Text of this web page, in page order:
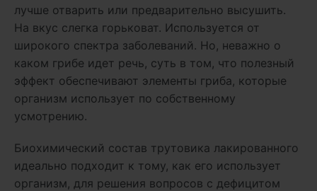
лучше отварить или предварительно высушить.
На вкус слегка горьковат. Используется от
широкого спектра заболеваний. Но, неважно о
каком грибе идет речь, суть в том, что полезный
эффект обеспечивают элементы гриба, которые
организм использует по собственному
усмотрению.
Биохимический состав трутовика лакированного
идеально подходит к тому, как его использует
организм, для решения вопросов с дефицитом